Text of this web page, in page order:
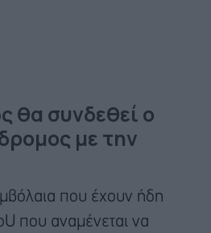
θα συνδεθεί ο
με την
που έχουν ήδη
που αναμένεται να